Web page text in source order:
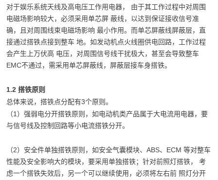
对于娱乐系统天线及高电压工作用电器， 由于其工作过程中对周围
电磁场影响较大，必须采用单芯屏 蔽线，以达到保证接收信号准
确，且对周围线束电磁场影响 最小作用。而单芯屏蔽线屏蔽层，直
接通过搭铁点接到整车 地。如发动机点火线圈供电回路，工作过程
会产生上万伏高 电压，对周围信号线干扰极大，甚至会导致整车
EMC不通过，需采用单芯屏蔽线，屏蔽层接车身搭铁。
1.2 搭铁原则
总体来说，搭铁点分配有3个原则。
（1）强弱电分开搭铁原则，如电动机类产品属于大电流用电器，要
与信号线及控制回路等小电流搭铁分开。
（2）安全件单独搭铁原则，如安全气囊模块、ABS、ECM 等对整车
性能及安全影响大的模块，要采用单独搭铁；针对前照灯搭铁， 考
虑一个搭铁失效后，另一个可以继续使用，必须将左右前 照灯分开